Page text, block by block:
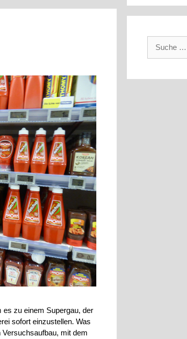
es zu einem Supergau, der
sofort einzustellen. Was
mit dem
Suche